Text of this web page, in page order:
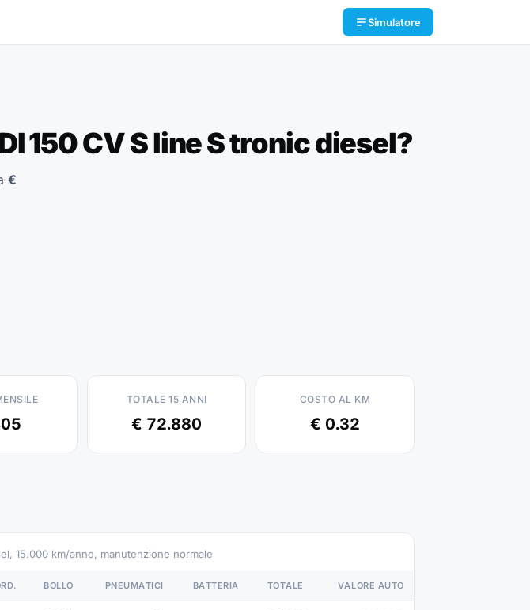
Simulatore
150 CV S line S tronic diesel?
€
TOTALE 15 ANNI
€ 72.880
COSTO AL KM
€ 0.32
15.000 km/anno, manutenzione normale
BOLLO PNEUMATICI BATTERIA TOTALE VALORE AUTO